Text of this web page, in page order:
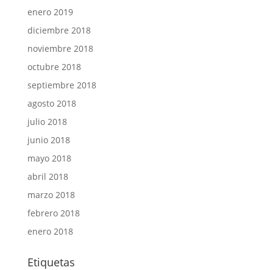
enero 2019
diciembre 2018
noviembre 2018
octubre 2018
septiembre 2018
agosto 2018
julio 2018
junio 2018
mayo 2018
abril 2018
marzo 2018
febrero 2018
enero 2018
Etiquetas